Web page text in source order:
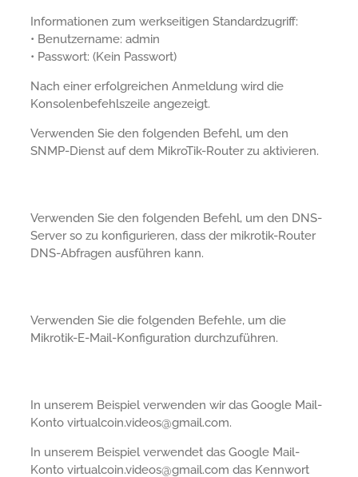
Informationen zum werkseitigen Standardzugriff:
• Benutzername: admin
• Passwort: (Kein Passwort)
Nach einer erfolgreichen Anmeldung wird die
Konsolenbefehlszeile angezeigt.
Verwenden Sie den folgenden Befehl, um den
SNMP-Dienst auf dem MikroTik-Router zu aktivieren.
Verwenden Sie den folgenden Befehl, um den DNS-
Server so zu konfigurieren, dass der mikrotik-Router
DNS-Abfragen ausführen kann.
Verwenden Sie die folgenden Befehle, um die
Mikrotik-E-Mail-Konfiguration durchzuführen.
In unserem Beispiel verwenden wir das Google Mail-
Konto virtualcoin.videos@gmail.com.
In unserem Beispiel verwendet das Google Mail-
Konto virtualcoin.videos@gmail.com das Kennwort